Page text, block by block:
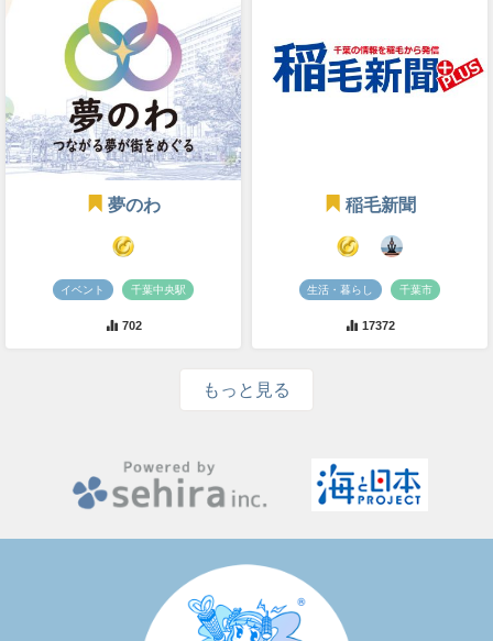
夢のわ
イベント 千葉中央駅
702
稲毛新聞
生活・暮らし 千葉市
17372
もっと見る